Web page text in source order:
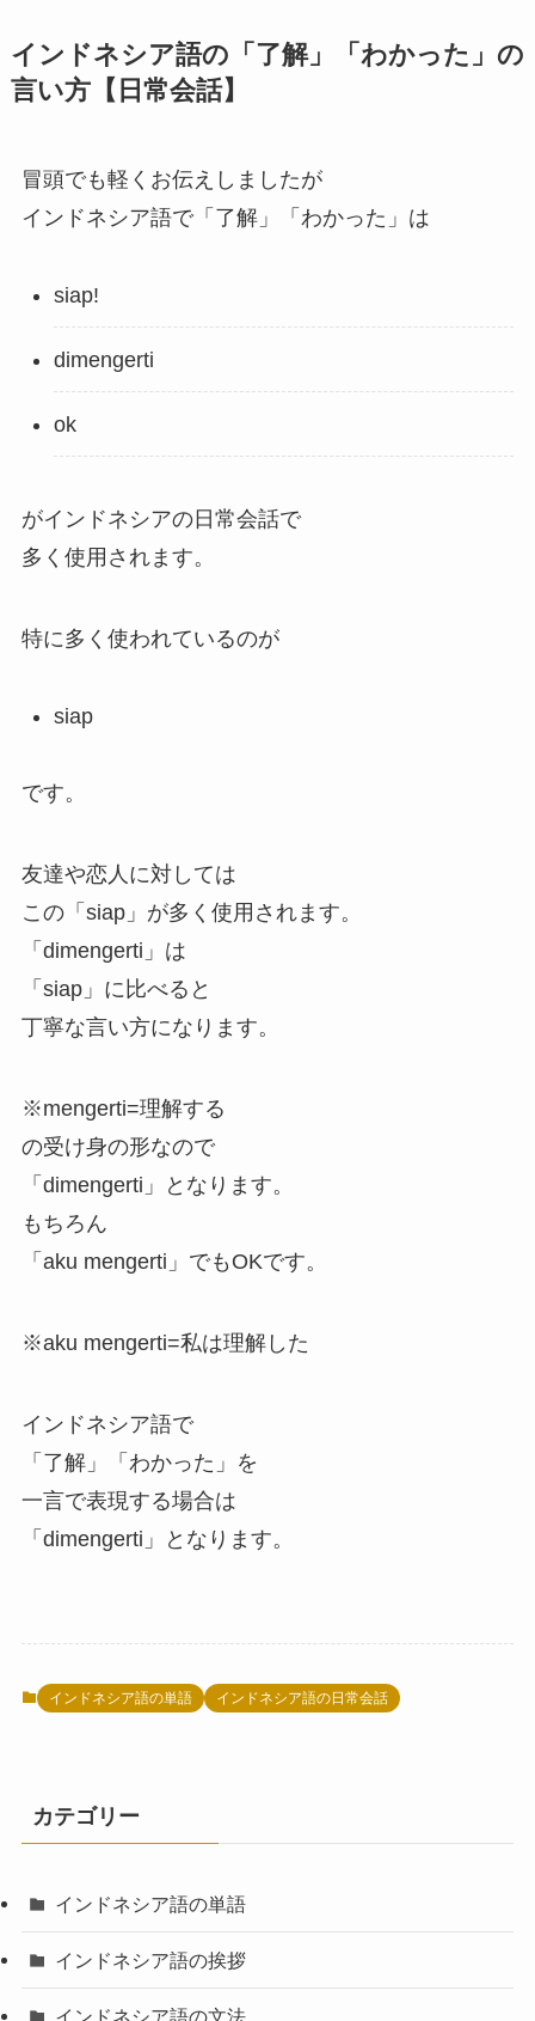
インドネシア語の「了解」「わかった」の
言い方【日常会話】
冒頭でも軽くお伝えしましたが
インドネシア語で「了解」「わかった」は
siap!
dimengerti
ok
がインドネシアの日常会話で
多く使用されます。
特に多く使われているのが
siap
です。
友達や恋人に対しては
この「siap」が多く使用されます。
「dimengerti」は
「siap」に比べると
丁寧な言い方になります。
※mengerti=理解する
の受け身の形なので
「dimengerti」となります。
もちろん
「aku mengerti」でもOKです。
※aku mengerti=私は理解した
インドネシア語で
「了解」「わかった」を
一言で表現する場合は
「dimengerti」となります。
インドネシア語の単語 インドネシア語の日常会話
カテゴリー
インドネシア語の単語
インドネシア語の挨拶